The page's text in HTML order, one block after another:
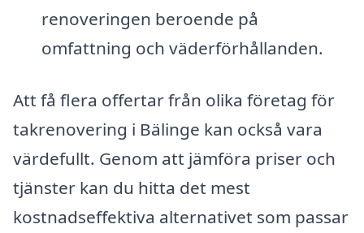
renoveringen beroende på
omfattning och väderförhållanden.
Att få flera offertar från olika företag för
takrenovering i Bälinge kan också vara
värdefullt. Genom att jämföra priser och
tjänster kan du hitta det mest
kostnadseffektiva alternativet som passar